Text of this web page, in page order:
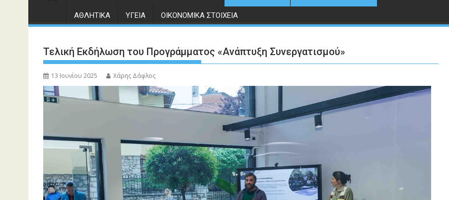
ΑΘΛΗΤΙΚΆ ΥΓΕΊΑ ΟΙΚΟΝΟΜΙΚΆ ΣΤΟΙΧΕΊΑ
Τελική Εκδήλωση του Προγράμματος «Ανάπτυξη Συνεργατισμού»
13 Ιουνίου 2025 Χάρης Δάφλος